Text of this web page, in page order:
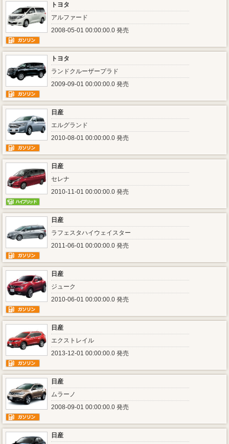
トヨタ
アルファード
2008-05-01 00:00:00.0 発売
トヨタ
ランドクルーザープラド
2009-09-01 00:00:00.0 発売
日産
エルグランド
2010-08-01 00:00:00.0 発売
日産
セレナ
2010-11-01 00:00:00.0 発売
日産
ラフェスタハイウェイスター
2011-06-01 00:00:00.0 発売
日産
ジューク
2010-06-01 00:00:00.0 発売
日産
エクストレイル
2013-12-01 00:00:00.0 発売
日産
ムラーノ
2008-09-01 00:00:00.0 発売
日産